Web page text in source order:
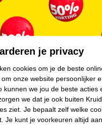
je privacy
cookies om je de beste
onze website persoonlijker
kunnen we jou de beste acties
we dat je ook buiten
ziet. Je bepaalt zelf welke
Je kunt je voorkeuren altijd